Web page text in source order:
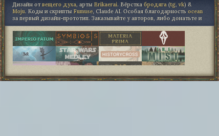
Дизайн от вещего духа, арты Erikaerai. Вёрстка бродяга (tg, vk) &
Moju. Коды и скрипты Fumuse, Claude AI. Особая благодарность ocean
за первый дизайн-прототип. Заказывайте у авторов, либо донатьте и
"не точь в точь", либо не трогайте.